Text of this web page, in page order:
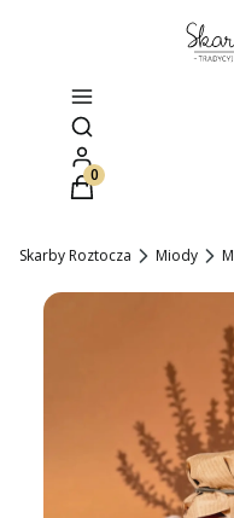
Otwórz
Produkty w
Skarby Roztocza Miody